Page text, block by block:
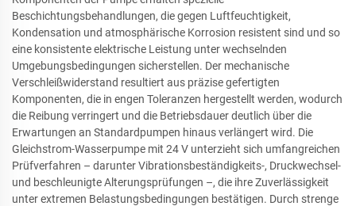
Beschichtungsbehandlungen, die gegen Luftfeuchtigkeit,
Kondensation und atmosphärische Korrosion resistent sind und so
eine konsistente elektrische Leistung unter wechselnden
Umgebungsbedingungen sicherstellen. Der mechanische
Verschleißwiderstand resultiert aus präzise gefertigten
Komponenten, die in engen Toleranzen hergestellt werden, wodurch
die Reibung verringert und die Betriebsdauer deutlich über die
Erwartungen an Standardpumpen hinaus verlängert wird. Die
Gleichstrom-Wasserpumpe mit 24 V unterzieht sich umfangreichen
Prüfverfahren – darunter Vibrationsbeständigkeits-, Druckwechsel-
und beschleunigte Alterungsprüfungen –, die ihre Zuverlässigkeit
unter extremen Belastungsbedingungen bestätigen. Durch strenge